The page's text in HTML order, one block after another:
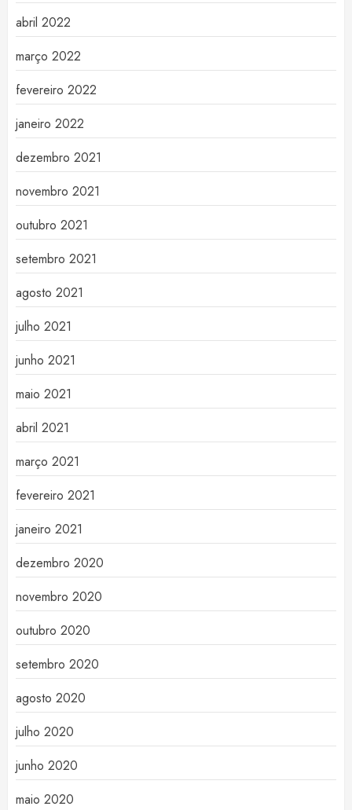
abril 2022
março 2022
fevereiro 2022
janeiro 2022
dezembro 2021
novembro 2021
outubro 2021
setembro 2021
agosto 2021
julho 2021
junho 2021
maio 2021
abril 2021
março 2021
fevereiro 2021
janeiro 2021
dezembro 2020
novembro 2020
outubro 2020
setembro 2020
agosto 2020
julho 2020
junho 2020
maio 2020